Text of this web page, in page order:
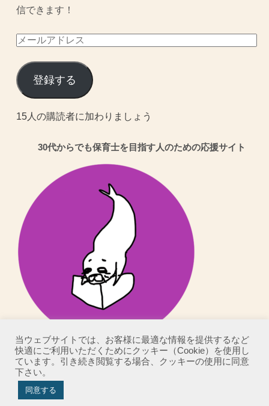
信できます！
メ
ル
ア
ド
登録する
15人の購読者に加わりましょう
30代からでも保育士を目指す人のための応援サイト
Copyright©こばりんの！30代からでも保育士を目指す人のための応援サイト
当ウェブサイトでは、お客様に最適な情報を提供するなど
快適にご利用いただくためにクッキー（Cookie）を使用し
ています。引き続き閲覧する場合、クッキーの使用に同意
下さい。
同意する